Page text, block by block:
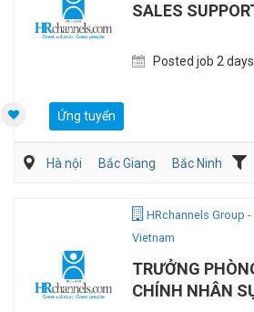
SALES
Posted job 2
Ứng tuyển
Hà nội Bắc Giang
Bắc Ninh
HRchannels Group
Vietnam
TRƯỞNG
CHÍNH NHÂN